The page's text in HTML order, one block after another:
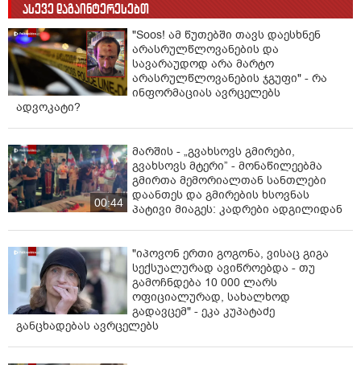
ასევე დაგაინტერესებთ
"Soos! ამ წუთებში თავს დაესხნენ
არასრულწლოვანების და
სავარაუდოდ არა მარტო
არასრულწლოვანების ჯგუფი" - რა
ინფორმაციას ავრცელებს
ადვოკატი?
00:44
მარშის - „გვახსოვს გმირები,
გვახსოვს მტერი” - მონაწილეებმა
გმირთა მემორიალთან სანთლები
დაანთეს და გმირების ხსოვნას
პატივი მიაგეს: კადრები ადგილიდან
"იპოვონ ერთი გოგონა, ვისაც გიგა
სექსუალურად ავიწროებდა - თუ
გამოჩნდება 10 000 ლარს
ოფიციალურად, სახალხოდ
გადავცემ" - ეკა კუპატაძე
განცხადებას ავრცელებს